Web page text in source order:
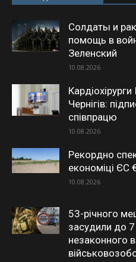
Солдаты и
помощь в
Зеленский
10.08.2026
Чернігів:
співпрацю
10.08.2026
Рекордно
економіці ЄС
10.08.2026
53-річного
засудили до 7
незаконного